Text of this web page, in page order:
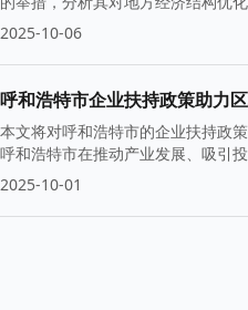
2025-10-06
呼和浩特市企业扶持政策助力
本文将对呼和浩特市的企业扶持政
呼和浩特市在推动产业发展、吸引
2025-10-01